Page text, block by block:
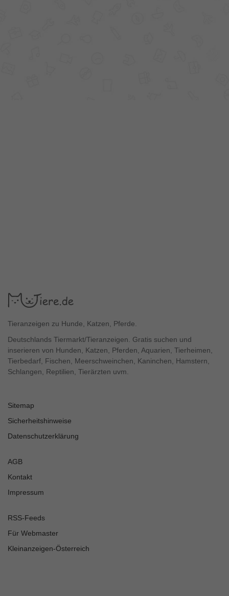
Tieranzeigen zu Hunde, Katzen, Pferde.
Deutschlands Tiermarkt/Tieranzeigen. Gratis suchen und
inserieren von Hunden, Katzen, Pferden, Aquarien, Tierheimen,
Tierbedarf, Fischen, Meerschweinchen, Kaninchen, Hamstern,
Schlangen, Reptilien, Tierärzten uvm.
Sitemap
Sicherheitshinweise
Datenschutzerklärung
AGB
Kontakt
Impressum
RSS-Feeds
Für Webmaster
Kleinanzeigen-Österreich